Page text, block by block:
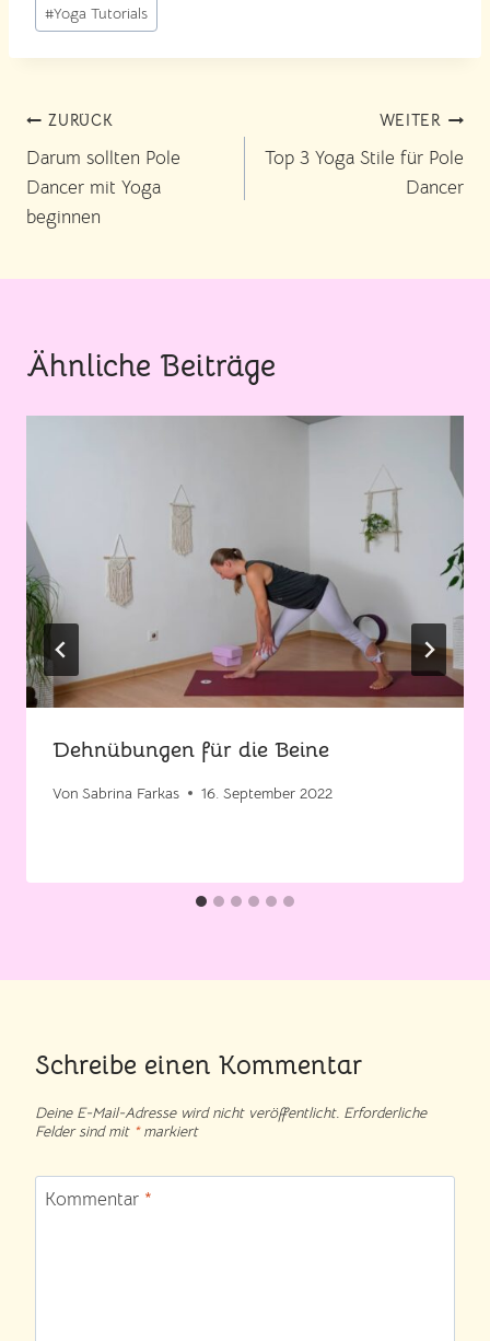
#Yoga Tutorials
Beitragsnavigation
ZURÜCK
Darum sollten Pole
Dancer mit Yoga
beginnen
WEITER
Top 3 Yoga Stile für Pole
Dancer
Ähnliche Beiträge
Dehnübungen für die Beine
Von Sabrina Farkas 16. September 2022
Schreibe einen Kommentar
Deine E-Mail-Adresse wird nicht veröffentlicht. Erforderliche
Felder sind mit *markiert
Kommentar *